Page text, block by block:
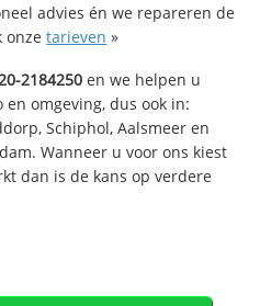
advies én we repareren de
onzetarieven »
2184250 en we helpen u
omgeving, dus ook in:
Schiphol, Aalsmeer en
Wanneer u voor ons kiest
dan is de kans op verdere